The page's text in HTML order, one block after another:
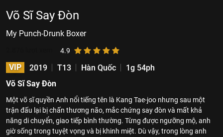
Võ Sĩ Say Đòn
My Punch-Drunk Boxer
4.9
VIP 2019 T13 Hàn Quốc
1g 54ph
Võ Sĩ Say Đòn
Một võ sĩ quyền Anh nổi tiếng tên là Kang Tae-joo nhưng sau một
trận đấu lại bị chấn thương não, mắc chứng say đòn và mất khả
năng di chuyển, giao tiếp bình thường. Từng được ngưỡng mộ, anh
giờ sống trong tuyệt vọng và bị khinh miệt. Dù vậy, trong lòng anh